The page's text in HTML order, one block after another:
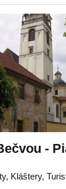
-
Kláštery,